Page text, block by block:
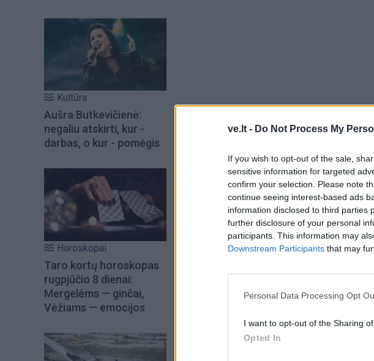
ve.lt - Do Not Process My
If you wish to opt-out of the sale,
sensitive information for targeted
confirm your selection. Please note
continue seeing interest-based ads
information disclosed to third parties
further disclosure of your personal
participants. This information may
Downstream Participants that may
Personal Data Processing Opt
I want to opt-out of the Sharing
Opted In
Kultūra
Aušra Butkevičienė:
negaliu atskirti, kur -
darbas, o kur - pomėgis
Horoskopai
Taro kortų horoskopas
rugpjūčio 8 dienai:
Mergelėms — ginčai,
Vėžiams — emocijos